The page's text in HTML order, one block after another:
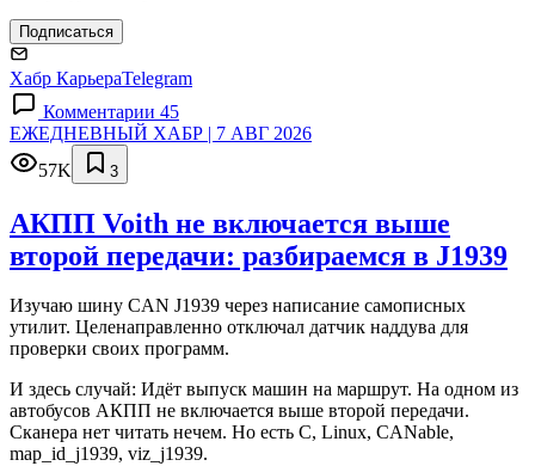
Подписаться
Хабр КарьераTelegram
Комментарии 45
ЕЖЕДНЕВНЫЙ ХАБР | 7 АВГ 2026
57K
3
АКПП Voith не включается выше
второй передачи: разбираемся в J1939
Изучаю шину CAN J1939 через написание самописных
утилит. Целенаправленно отключал датчик наддува для
проверки своих программ.
И здесь случай: Идёт выпуск машин на маршрут. На одном из
автобусов АКПП не включается выше второй передачи.
Сканера нет читать нечем. Но есть C, Linux, CANable,
map_id_j1939, viz_j1939.